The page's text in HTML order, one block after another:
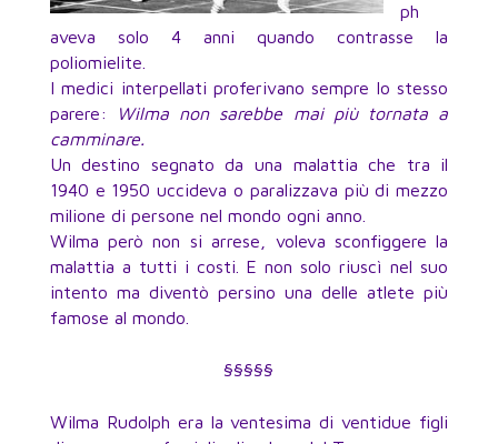
ph
aveva solo 4 anni quando contrasse la
poliomielite.
I medici interpellati proferivano sempre lo stesso
parere:
Wilma non sarebbe mai più tornata a
camminare.
Un destino segnato da una malattia che tra il
1940 e 1950 uccideva o paralizzava più di mezzo
milione di persone nel mondo ogni anno.
Wilma però non si arrese, voleva sconfiggere la
malattia a tutti i costi. E non solo riuscì nel suo
intento ma diventò persino una delle atlete più
famose al mondo.
§§§§§
Wilma Rudolph era la ventesima di ventidue figli